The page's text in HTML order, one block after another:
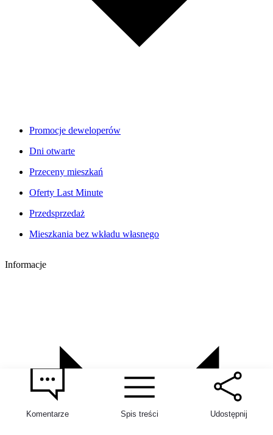
Komentarze Spis treści Udostępnij
Promocje deweloperów
Dni otwarte
Przeceny mieszkań
Oferty Last Minute
Przedsprzedaż
Mieszkania bez wkładu własnego
Informacje